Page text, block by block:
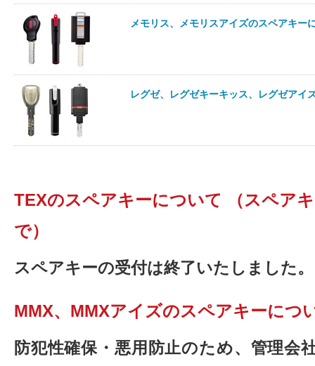
メモリス、メモリスアイズのスペアキー
レグゼ、レグゼキーキッス、レグゼアイ
TEXのスペアキーについて （スペア
で）
スペアキーの受付は終了いたしました。
MMX、MMXアイズのスペアキーにつ
防犯性確保・悪用防止のため、管理会